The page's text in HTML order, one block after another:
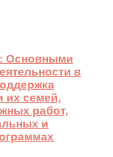
Основными
в
их семей,
работ,
и